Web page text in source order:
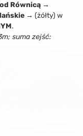
Równicą →
→ (żółty) w
.
suma zejść: